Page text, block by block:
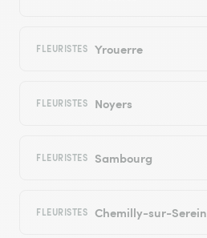
FLEURISTES Yrouerre
FLEURISTES Noyers
FLEURISTES Sambourg
FLEURISTES Chemilly-sur-Serein